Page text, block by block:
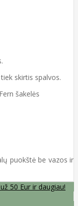
skirtis spalvos.
šakelės
puokštė be vazos ir
50 Eur ir daugiau!